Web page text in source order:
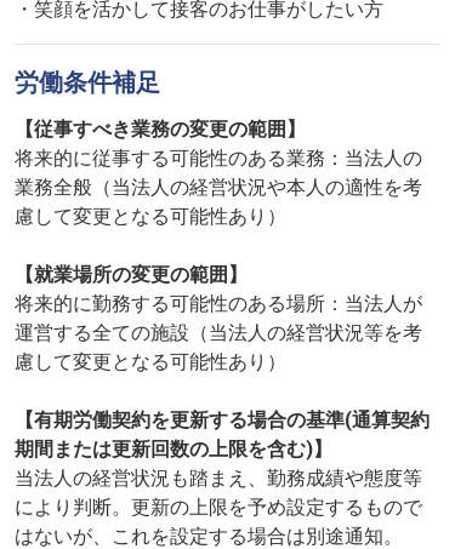
・笑顔を活かして接客のお仕事がしたい方
労働条件補足
【従事すべき業務の変更の範囲】
将来的に従事する可能性のある業務：当法人の
業務全般（当法人の経営状況や本人の適性を考
慮して変更となる可能性あり）
【就業場所の変更の範囲】
将来的に勤務する可能性のある場所：当法人が
運営する全ての施設（当法人の経営状況等を考
慮して変更となる可能性あり）
【有期労働契約を更新する場合の基準(通算契約
期間または更新回数の上限を含む)】
当法人の経営状況も踏まえ、勤務成績や態度等
により判断。更新の上限を予め設定するもので
はないが、これを設定する場合は別途通知。